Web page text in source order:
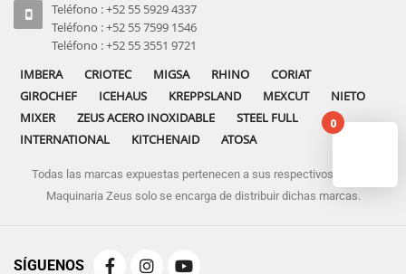
Teléfono : +52 55 5929 4337
Teléfono : +52 55 7599 1546
Teléfono : +52 55 3551 9721
IMBERA
CRIOTEC MIGSA RHINO
CORIAT
GIROCHEF
ICEHAUS KREPPSLAND MEXCUT
NIETO
MIXER
ZEUS ACERO INOXIDABLE
STEEL FULL
INTERNATIONAL
KITCHENAID ATOSA
Todas las marcas expuestas pertenecen a sus respectivos dueños
Maquinaria Zeus solo se encarga de distribuir dichas marcas.
SÍGUENOS
0